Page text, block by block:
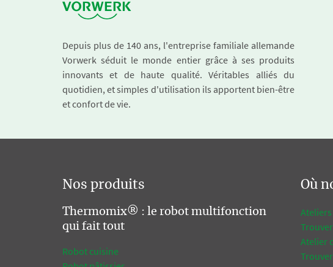
Depuis plus de 140 ans, l'entreprise familiale allemande
Vorwerk séduit le monde entier grâce à ses produits
innovants et de haute qualité. Véritables alliés du
quotidien, et simples d'utilisation ils apportent bien-être
et confort de vie.
Nos produits
Thermomix® : le robot multifonction
qui fait tout
Robot cuisine
Où
Atelier